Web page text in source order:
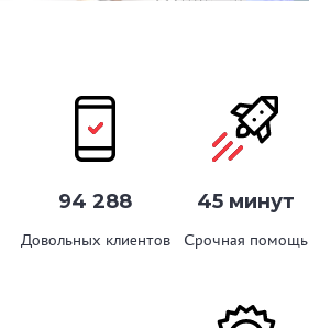
94 288
Довольных клиентов
45 минут
Срочная помощь